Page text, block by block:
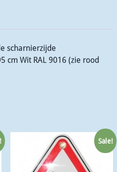
scharnierzijde
cm Wit RAL 9016 (zie rood
Sale!